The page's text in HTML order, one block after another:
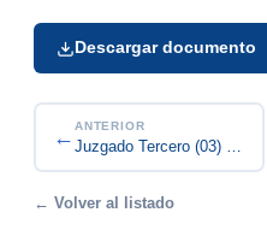
Descargar documento
← ANTERIOR
Juzgado Tercero (03) administrativo del circuito...
Convocatoria de
← Volver al listado